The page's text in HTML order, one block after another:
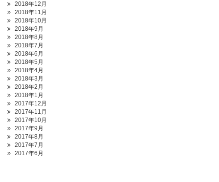
2018年12月
2018年11月
2018年10月
2018年9月
2018年8月
2018年7月
2018年6月
2018年5月
2018年4月
2018年3月
2018年2月
2018年1月
2017年12月
2017年11月
2017年10月
2017年9月
2017年8月
2017年7月
2017年6月